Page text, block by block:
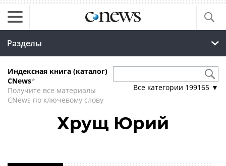
Разделы
Индексная книга (каталог)
CNews*
Получите все материалы
CNews по ключевому слову
Все категории 199165 ▼
Хрущ Юрий